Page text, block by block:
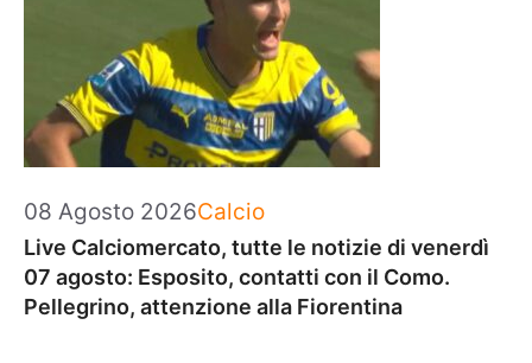
08 Agosto 2026Categorie
Calcio
Live Calciomercato, tutte le notizie di venerdì
07 agosto: Esposito, contatti con il Como.
Pellegrino, attenzione alla Fiorentina